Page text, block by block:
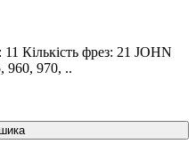
Кількість фрез: 21 JOHN
960, 970, ..